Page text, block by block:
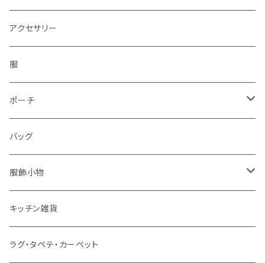
アクセサリー
服
ポーチ
パソコンケース
バッグ
服飾小物
ストール
ベルト
キッチン雑貨
ラグ・タペテ・カーペット